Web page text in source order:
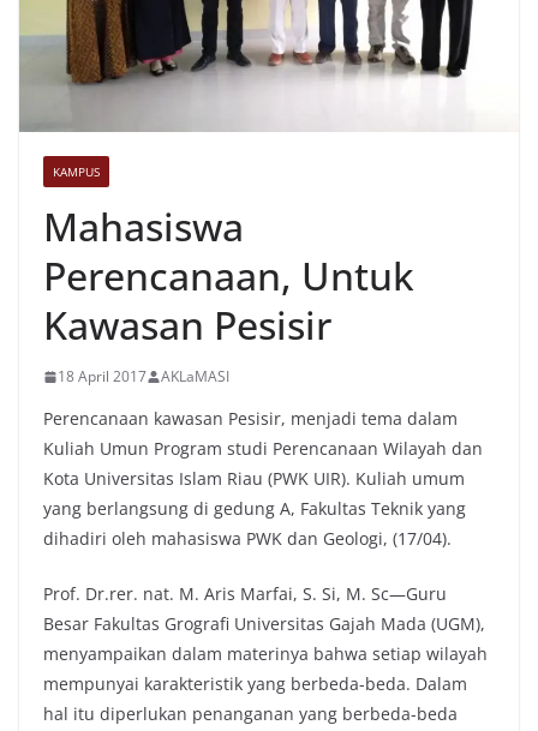
KAMPUS
Mahasiswa
Perencanaan, Untuk
Kawasan Pesisir
18 April 2017 AKLaMASI
Perencanaan kawasan Pesisir, menjadi tema dalam
Kuliah Umun Program studi Perencanaan Wilayah dan
Kota Universitas Islam Riau (PWK UIR). Kuliah umum
yang berlangsung di gedung A, Fakultas Teknik yang
dihadiri oleh mahasiswa PWK dan Geologi, (17/04).
Prof. Dr.rer. nat. M. Aris Marfai, S. Si, M. Sc—Guru
Besar Fakultas Grografi Universitas Gajah Mada (UGM),
menyampaikan dalam materinya bahwa setiap wilayah
mempunyai karakteristik yang berbeda-beda. Dalam
hal itu diperlukan penanganan yang berbeda-beda